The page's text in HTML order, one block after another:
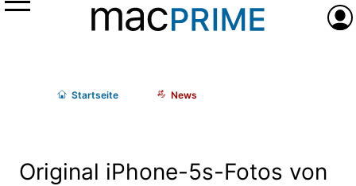
Menü
Startseite News
Original iPhone-5s-Fotos von